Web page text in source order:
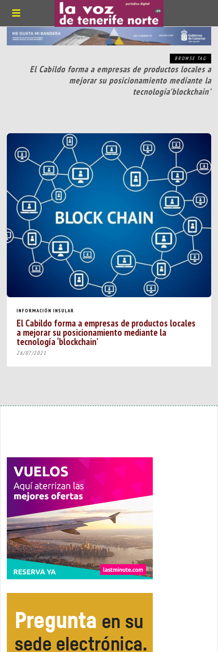
BROWSE TAG
El Cabildo forma a empresas de productos locales a
mejorar su posicionamiento mediante la
tecnología'blockchain'
INFORMACIÓN INSULAR
El Cabildo forma a empresas de productos locales
a mejorar su posicionamiento mediante la
tecnología ‘blockchain’
26/07/2021